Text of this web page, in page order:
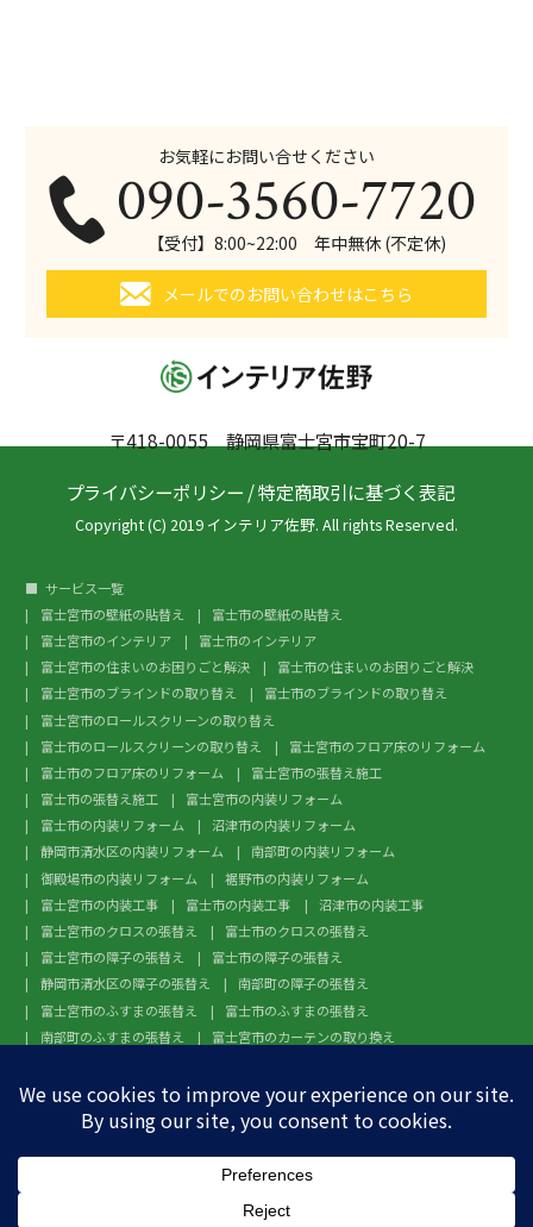
〒418-0055 静岡県富士宮市宝町20-7
お気軽にお問い合せください
090-3560-7720
【受付】8:00~22:00 年中無休 (不定休)
メールでのお問い合わせはこちら
プライバシーポリシー /特定商取引に基づく表記
Copyright (C) 2019 インテリア佐野. All rights Reserved.
サービス一覧
富士宮市の壁紙の貼替え
富士市の壁紙の貼替え
富士宮市のインテリア
富士市のインテリア
富士宮市の住まいのお困りごと解決
富士市の住まいのお困りごと解決
富士宮市のブラインドの取り替え
富士市のブラインドの取り替え
富士宮市のロールスクリーンの取り替え
富士市のロールスクリーンの取り替え
富士宮市のフロア床のリフォーム
富士市のフロア床のリフォーム
富士宮市の張替え施工
富士市の張替え施工
富士宮市の内装リフォーム
富士市の内装リフォーム
沼津市の内装リフォーム
静岡市清水区の内装リフォーム
南部町の内装リフォーム
御殿場市の内装リフォーム
裾野市の内装リフォーム
富士宮市の内装工事
富士市の内装工事
沼津市の内装工事
富士宮市のクロスの張替え
富士市のクロスの張替え
富士宮市の障子の張替え
富士市の障子の張替え
静岡市清水区の障子の張替え
南部町の障子の張替え
富士宮市のふすまの張替え
富士市のふすまの張替え
南部町のふすまの張替え
富士宮市のカーテンの取り換え
富士市のガラスフィルム施工
沼津市のガラスフィルム施工
静岡市清水区のガラスフィルム施工
南部町のガラスフィルム施工
富士宮市のフローリングの張替え
富士市のフローリングの張替え